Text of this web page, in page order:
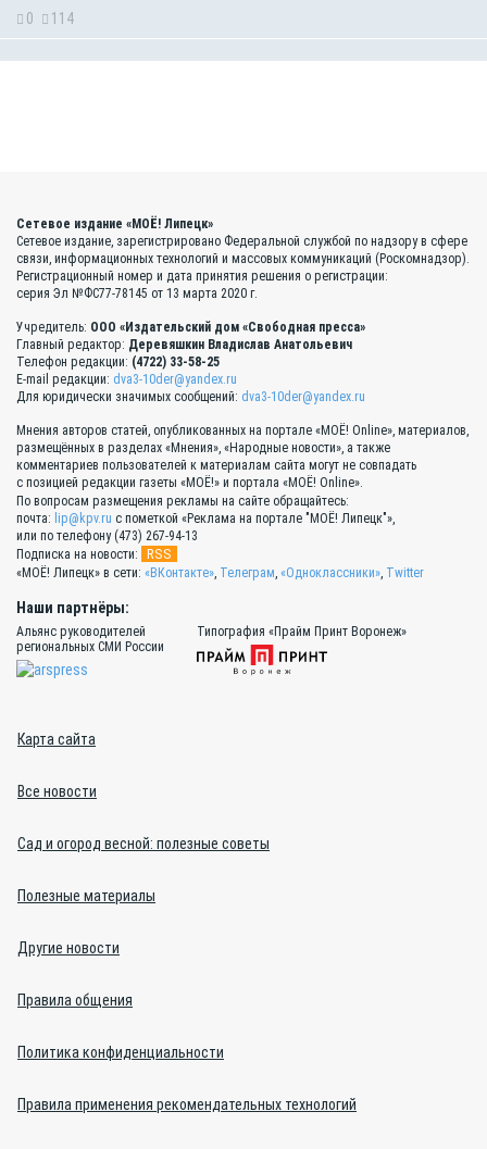
0 114
Сетевое издание «МОЁ! Липецк»
Сетевое издание, зарегистрировано Федеральной службой по надзору в сфере
связи, информационных технологий и массовых коммуникаций (Роскомнадзор).
Регистрационный номер и дата принятия решения о регистрации:
серия Эл №ФС77-78145 от 13 марта 2020 г.
Учредитель: ООО «Издательский дом «Свободная пресса»
Главный редактор: Деревяшкин Владислав Анатольевич
Телефон редакции: (4722) 33-58-25
E-mail редакции: dva3-10der@yandex.ru
Для юридически значимых сообщений: dva3-10der@yandex.ru
Мнения авторов статей, опубликованных на портале «МОЁ! Online», материалов,
размещённых в разделах «Мнения», «Народные новости», а также
комментариев пользователей к материалам сайта могут не совпадать
с позицией редакции газеты «МОЁ!» и портала «МОЁ! Online».
По вопросам размещения рекламы на сайте обращайтесь:
почта: lip@kpv.ru с пометкой «Реклама на портале "МОЁ! Липецк"»,
или по телефону (473) 267-94-13
Подписка на новости:
RSS
«МОЁ! Липецк» в сети: «ВКонтакте», Телеграм, «Одноклассники», Twitter
Наши партнёры:
Альянс руководителей
региональных СМИ России
Типография «Прайм Принт Воронеж»
Карта сайта
Все новости
Сад и огород весной: полезные советы
Полезные материалы
Другие новости
Правила общения
Политика конфиденциальности
Правила применения рекомендательных технологий